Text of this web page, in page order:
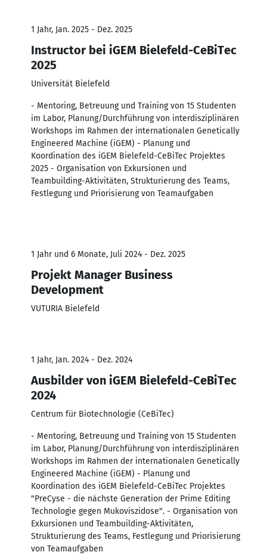
1 Jahr, Jan. 2025 - Dez. 2025
Instructor bei iGEM Bielefeld-CeBiTec
2025
Universität Bielefeld
- Mentoring, Betreuung und Training von 15 Studenten
im Labor, Planung/Durchführung von interdisziplinären
Workshops im Rahmen der internationalen Genetically
Engineered Machine (iGEM) - Planung und
Koordination des iGEM Bielefeld-CeBiTec Projektes
2025 - Organisation von Exkursionen und
Teambuilding-Aktivitäten, Strukturierung des Teams,
Festlegung und Priorisierung von Teamaufgaben
1 Jahr und 6 Monate, Juli 2024 - Dez. 2025
Projekt Manager Business
Development
VUTURIA Bielefeld
1 Jahr, Jan. 2024 - Dez. 2024
Ausbilder von iGEM Bielefeld-CeBiTec
2024
Centrum für Biotechnologie (CeBiTec)
- Mentoring, Betreuung und Training von 15 Studenten
im Labor, Planung/Durchführung von interdisziplinären
Workshops im Rahmen der internationalen Genetically
Engineered Machine (iGEM) - Planung und
Koordination des iGEM Bielefeld-CeBiTec Projektes
"PreCyse - die nächste Generation der Prime Editing
Technologie gegen Mukoviszidose". - Organisation von
Exkursionen und Teambuilding-Aktivitäten,
Strukturierung des Teams, Festlegung und Priorisierung
von Teamaufgaben